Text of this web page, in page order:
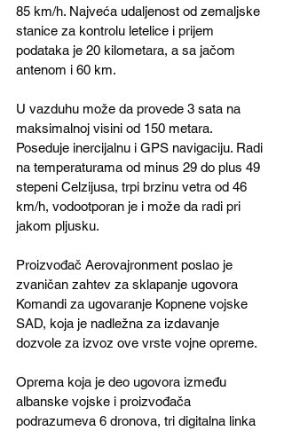
85 km/h. Najveća udaljenost od zemaljske
stanice za kontrolu letelice i prijem
podataka je 20 kilometara, a sa jačom
antenom i 60 km.
U vazduhu može da provede 3 sata na
maksimalnoj visini od 150 metara.
Poseduje inercijalnu i GPS navigaciju. Radi
na temperaturama od minus 29 do plus 49
stepeni Celzijusa, trpi brzinu vetra od 46
km/h, vodootporan je i može da radi pri
jakom pljusku.
Proizvođač Aerovajronment poslao je
zvaničan zahtev za sklapanje ugovora
Komandi za ugovaranje Kopnene vojske
SAD, koja je nadležna za izdavanje
dozvole za izvoz ove vrste vojne opreme.
Oprema koja je deo ugovora između
albanske vojske i proizvođača
podrazumeva 6 dronova, tri digitalna linka